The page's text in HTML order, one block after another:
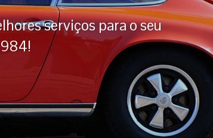
serviços para o seu